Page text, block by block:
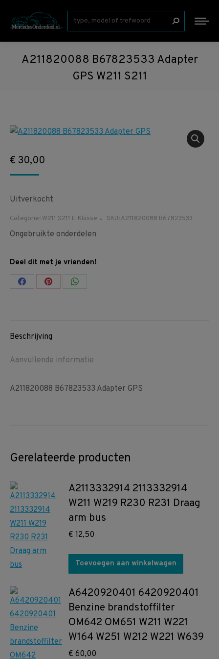
Zoeken:
A211820088 B67823533 Adapter
GPS W211 S211
€ 30,00
Uitverkocht
Categorie: W211 S211 E-Klasse SKU:A211820088 B67823533
Ongebruikte onderdelen
Deel dit met je vrienden!
Share Share Share
Beschrijving
Aanvullende informatie
A211820088 B67823533 Adapter GPS
Gerelateerde producten
A2113332914 2113332914
W211 W219 R230 R231 Draag
arm bus
€ 12,50
Toevoegen aan winkelwagen
A6420920401 6420920401
Benzine brandstoffilter
OM642 OM651 W211 W221
W164 W251 W212 W221 W639
€ 60,00